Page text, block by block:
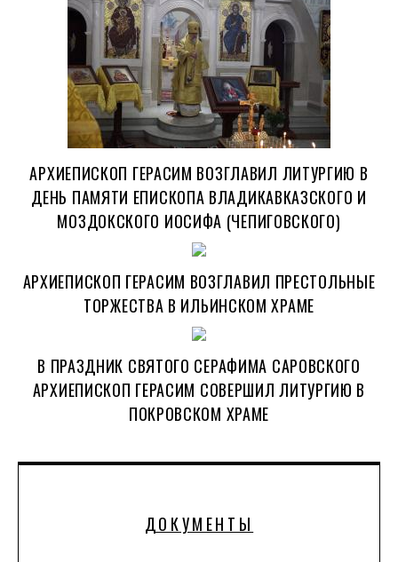
ДОКУМЕНТЫ
АРХИЕПИСКОП ГЕРАСИМ ВОЗГЛАВИЛ ЛИТУРГИЮ В
ДЕНЬ ПАМЯТИ ЕПИСКОПА ВЛАДИКАВКАЗСКОГО И
МОЗДОКСКОГО ИОСИФА (ЧЕПИГОВСКОГО)
АРХИЕПИСКОП ГЕРАСИМ ВОЗГЛАВИЛ ПРЕСТОЛЬНЫЕ
ТОРЖЕСТВА В ИЛЬИНСКОМ ХРАМЕ
В ПРАЗДНИК СВЯТОГО СЕРАФИМА САРОВСКОГО
АРХИЕПИСКОП ГЕРАСИМ СОВЕРШИЛ ЛИТУРГИЮ В
ПОКРОВСКОМ ХРАМЕ